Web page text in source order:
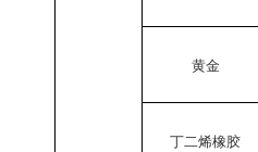
黄金
丁二烯橡胶